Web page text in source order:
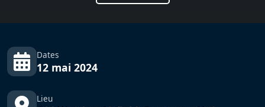
Dates
12 mai 2024
Lieu